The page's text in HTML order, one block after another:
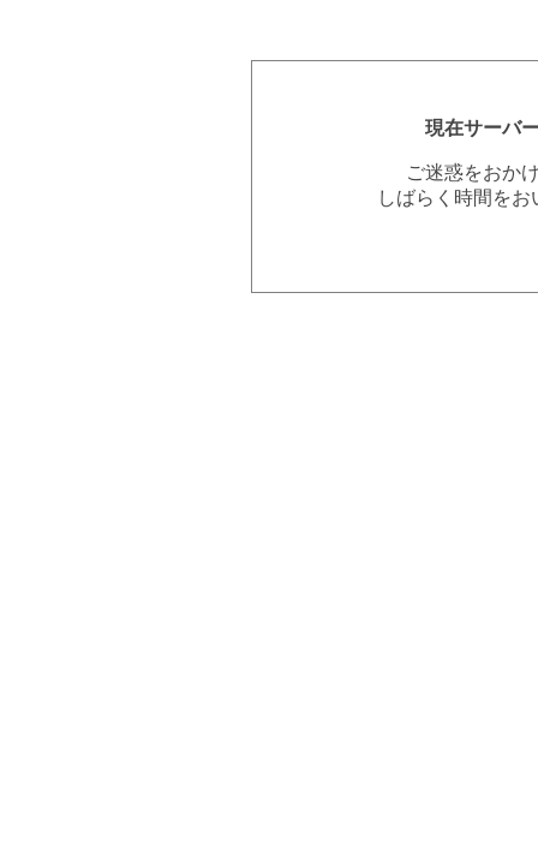
現在サーバ
ご迷惑をおか
しばらく時間を